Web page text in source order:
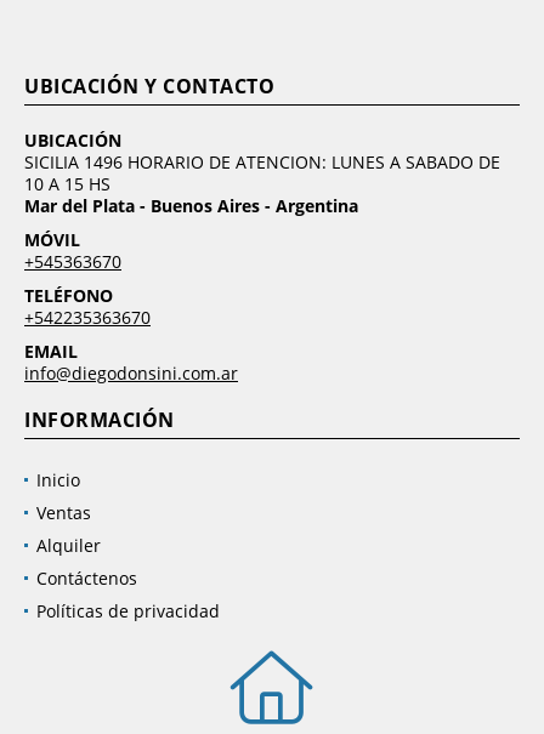
UBICACIÓN Y CONTACTO
UBICACIÓN
SICILIA 1496 HORARIO DE ATENCION: LUNES A SABADO DE
10 A 15 HS
Mar del Plata - Buenos Aires - Argentina
MÓVIL
+545363670
TELÉFONO
+542235363670
EMAIL
info@diegodonsini.com.ar
INFORMACIÓN
Inicio
Ventas
Alquiler
Contáctenos
Políticas de privacidad